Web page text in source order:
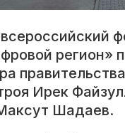
регион»
Ирек
Шадаев.